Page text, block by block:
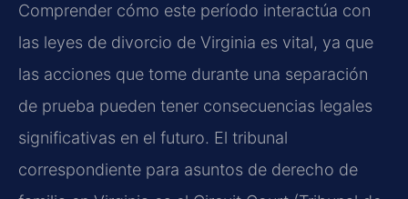
Comprender cómo este período interactúa con
las leyes de divorcio de Virginia es vital, ya que
las acciones que tome durante una separación
de prueba pueden tener consecuencias legales
significativas en el futuro. El tribunal
correspondiente para asuntos de derecho de